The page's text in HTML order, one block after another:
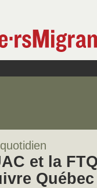
et la
Québec